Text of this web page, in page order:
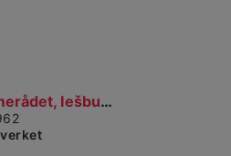
Sámiráđđi / Samerådet, Iešbuvttaduvvon prentehusat...
Gå til detaljvisning